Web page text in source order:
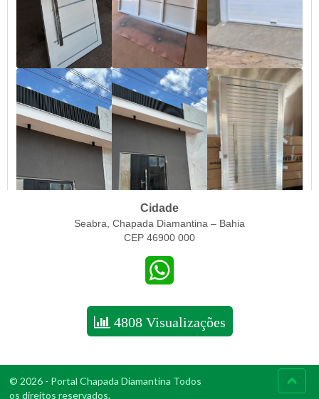
Cidade
Seabra, Chapada Diamantina – Bahia
CEP 46900 000
4808 Visualizações
© 2026 - Portal Chapada Diamantina Todos
os direitos reservados.